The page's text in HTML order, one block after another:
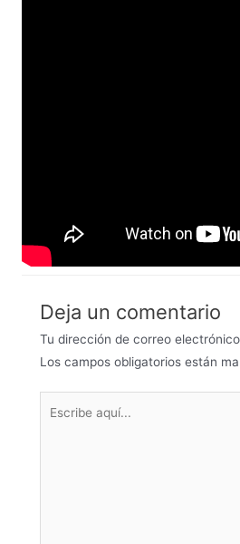
Deja un comentario
Tu dirección de correo
Los campos obligatorios están